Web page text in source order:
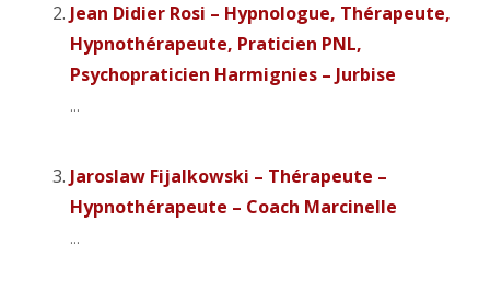
Jean Didier Rosi – Hypnologue, Thérapeute,
Hypnothérapeute, Praticien PNL,
Psychopraticien Harmignies – Jurbise
...
Jaroslaw Fijalkowski – Thérapeute –
Hypnothérapeute – Coach Marcinelle
...